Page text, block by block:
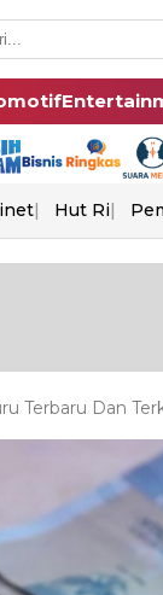
Hut Ri
Terbaru Dan